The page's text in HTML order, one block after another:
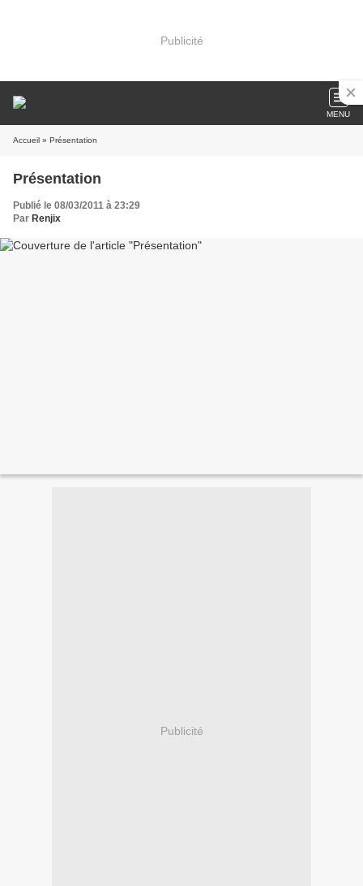
Publicité
MENU
Accueil » Présentation
Présentation
Publié le 08/03/2011 à 23:29
Par Renjix
Publicité